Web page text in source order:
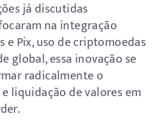
já discutidas
na integração
Pix, uso de criptomoedas
global, essa inovação se
radicalmente o
liquidação de valores em